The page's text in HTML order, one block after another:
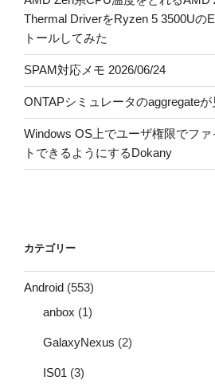
Thermal DriverをRyzen 5 3500Uの
トールしてみた
SPAM対応メモ 2026/06/24
ONTAPシミュレータのaggregate
Windows OS上でユーザ権限でフ
トできるようにするDokany
カテゴリー
Android (553)
anbox (1)
GalaxyNexus (2)
IS01 (3)